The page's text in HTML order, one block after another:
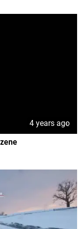
4 years ago